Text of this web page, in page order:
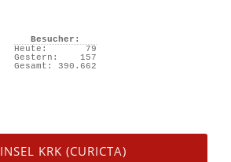
Besucher:
Heute:
79
Gestern:
157
Gesamt:
390.662
INSEL KRK (CURICTA)